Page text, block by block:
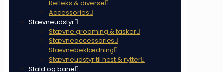
Refleks & diverse
Accessories
Stævneudstyr
Stævne grooming & tasker
Stævneaccessories
Stævnebeklædning
Stævneudstyr til hest & rytter
Stald og bane